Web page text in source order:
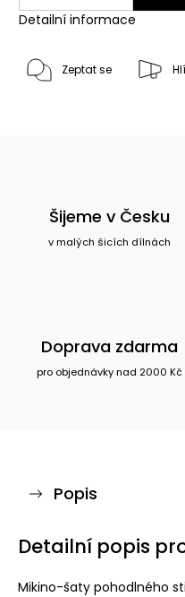
Detailní informace
Zeptat se
Šijeme v Česku
v malých šicích dílnách
Doprava zdarma
pro objednávky nad 2000 Kč
Popis
Detailní popis
Mikino-šaty pohodlného